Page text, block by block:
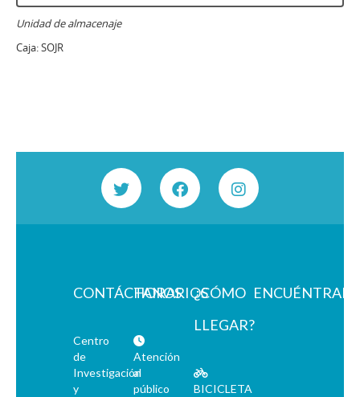
Unidad de almacenaje
Caja:SOJR
CONTÁCTANOS
Centro
de
Investigación
y
HORARIOS
Atención
al
público
¿CÓMO
LLEGAR?
BICICLETA